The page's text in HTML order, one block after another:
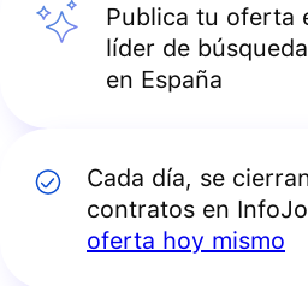
Publica tu oferta
líder de
en España
Cada día, se
contratos en
oferta hoy mismo